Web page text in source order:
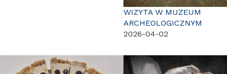
WIZYTA W MUZEUM
ARCHEOLOGICZNYM
2026-04-02